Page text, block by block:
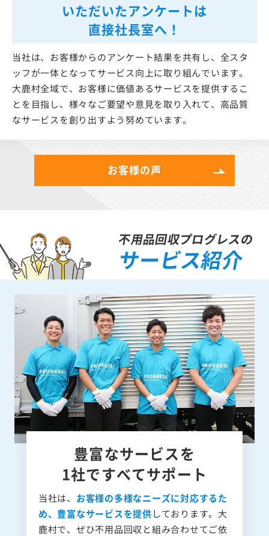
いただいたアンケートは
直接社長室へ！
当社は、お客様からのアンケート結果を共有し、全スタ
ッフが一体となってサービス向上に取り組んでいます。
大鹿村全域で、お客様に価値あるサービスを提供するこ
とを目指し、様々なご要望や意見を取り入れて、高品質
なサービスを創り出すよう努めています。
お客様の声
不用品回収プログレスの
サービス紹介
豊富なサービスを
1社ですべてサポート
当社は、 お客様の多様なニーズに対応するた
め、豊富なサービスを提供しております。大
鹿村で、ぜひ不用品回収と組み合わせてご依